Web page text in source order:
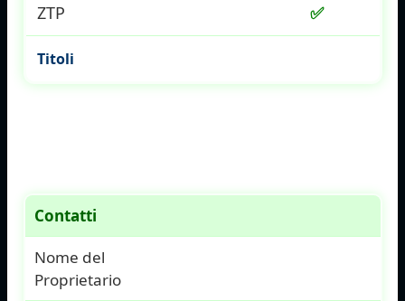
ZTP ✅
Titoli
Contatti
Nome del
Proprietario